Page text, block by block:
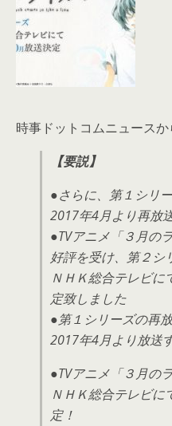
時事ドットコムニュースか
【要説】
●さらに、第１シリ
2017年4月より再放
●TVアニメ「３月の
好評を受け、第２シ
ＮＨＫ総合テレビ
定致しました
●第１シリーズの再
2017年4月より放送
●TVアニメ「３月の
ＮＨＫ総合テレビ
定！